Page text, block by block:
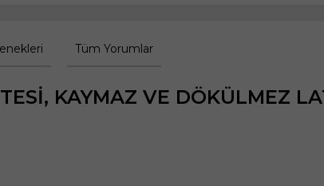
Tüm Yorumlar
KAYMAZ VE DÖKÜLMEZ